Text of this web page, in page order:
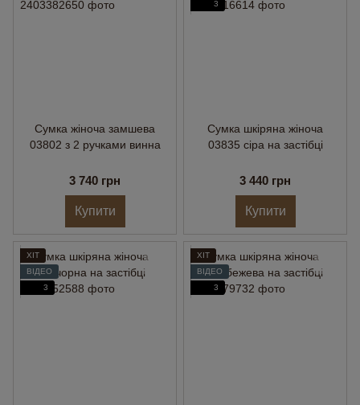
Сумка жіноча замшева
03802 з 2 ручками винна
3 740 грн
Купити
3
Сумка шкіряна жіноча
03835 сіра на застібці
3 440 грн
Купити
ХІТ
ВІДЕО
3
ХІТ
ВІДЕО
3